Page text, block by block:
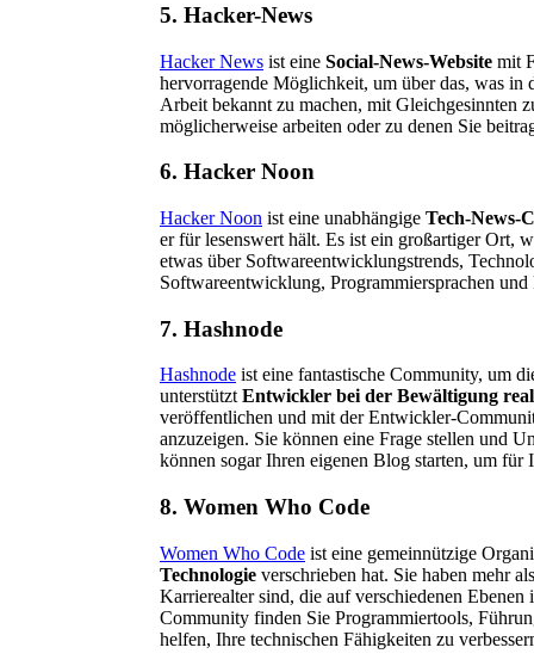
5. Hacker-News
Hacker News ist eine Social-News-Website mit
hervorragende Möglichkeit, um über das, was
Arbeit bekannt zu machen, mit Gleichgesinnten
möglicherweise arbeiten oder zu denen Sie
6. Hacker Noon
Hacker Noon ist eine unabhängige Tech-News-
er für lesenswert hält. Es ist ein großartiger Ort,
etwas über Softwareentwicklungstrends,
Softwareentwicklung, Programmiersprachen
7. Hashnode
Hashnode ist eine fantastische Community, um
unterstützt Entwickler bei der Bewältigung
veröffentlichen und mit der Entwickler-
anzuzeigen. Sie können eine Frage stellen und
können sogar Ihren eigenen Blog starten, um für
8. Women Who Code
Women Who Code ist eine gemeinnützige
Technologie verschrieben hat. Sie haben mehr
Karrierealter sind, die auf verschiedenen
Community finden Sie Programmiertools,
helfen, Ihre technischen Fähigkeiten zu